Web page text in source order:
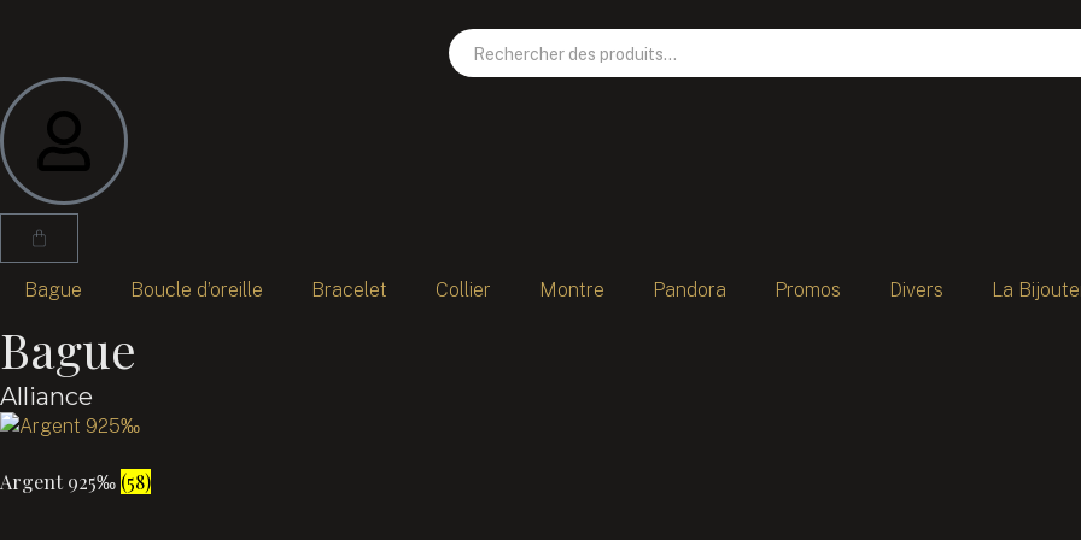
Bague Boucle d’oreille Bracelet Collier Montre Pandora Promos Divers La
Bague
Alliance
Argent 925‰ (58)